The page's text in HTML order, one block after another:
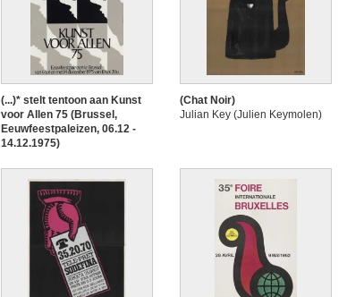
(...)* stelt tentoon aan Kunst
voor Allen 75 (Brussel,
Eeuwfeestpaleizen, 06.12 -
14.12.1975)
(Chat Noir)
Julian Key (Julien Keymolen)